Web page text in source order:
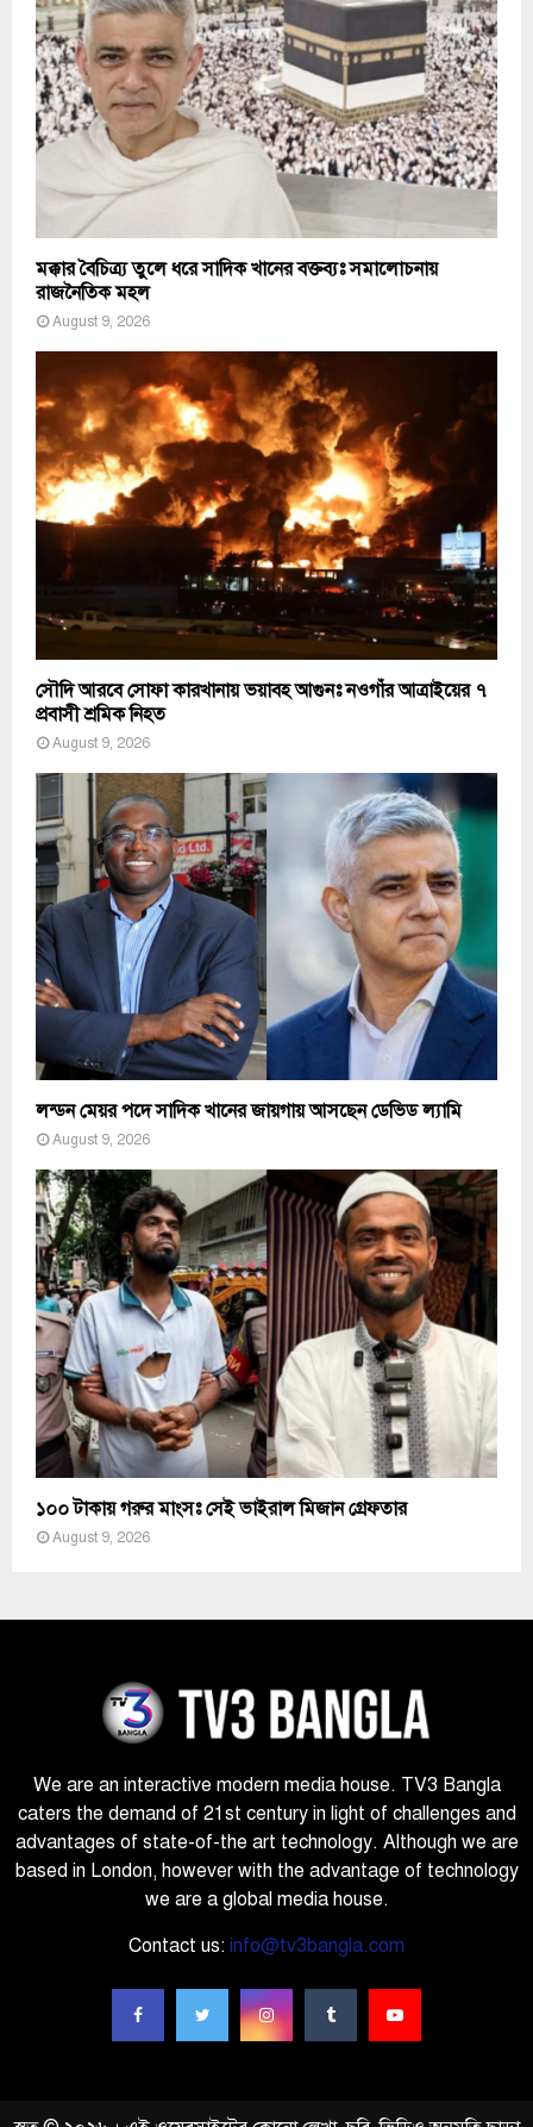
মক্কার বৈচিত্র্য তুলে ধরে সাদিক খানের বক্তব্যঃ সমালোচনায়
রাজনৈতিক মহল
August 9, 2026
সৌদি আরবে সোফা কারখানায় ভয়াবহ আগুনঃ নওগাঁর আত্রাইয়ের ৭
প্রবাসী শ্রমিক নিহত
August 9, 2026
লন্ডন মেয়র পদে সাদিক খানের জায়গায় আসছেন ডেভিড ল্যামি
August 9, 2026
১০০ টাকায় গরুর মাংসঃ সেই ভাইরাল মিজান গ্রেফতার
August 9, 2026
We are an interactive modern media house. TV3 Bangla
caters the demand of 21st century in light of challenges and
advantages of state-of-the art technology. Although we are
based in London, however with the advantage of technology
we are a global media house.
Contact us: info@tv3bangla.com